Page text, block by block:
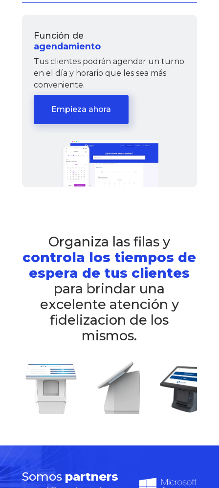
Función de
agendamiento
Tus clientes podrán agendar un turno
en el día y horario que les sea más
conveniente.
Empieza ahora
Organiza las filas y
controla los tiempos de
espera de tus clientes
para brindar una
excelente atención y
fidelizacion de los
mismos.
Somos partners